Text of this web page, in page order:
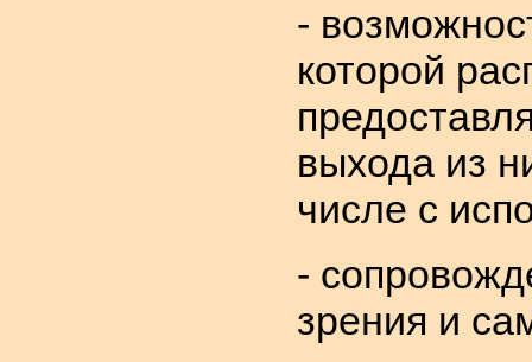
-
которой
выхода из
числе с
-
зрения и